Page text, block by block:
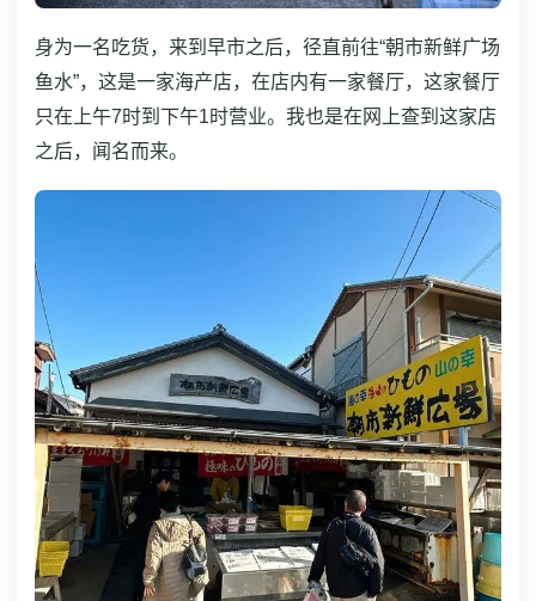
身为一名吃货，来到早市之后，径直前往“朝市新鲜广场
鱼水”，这是一家海产店，在店内有一家餐厅，这家餐厅
只在上午7时到下午1时营业。我也是在网上查到这家店
之后，闻名而来。